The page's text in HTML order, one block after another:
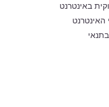
באינטרנט